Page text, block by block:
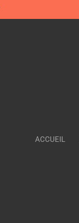
ACCUEIL